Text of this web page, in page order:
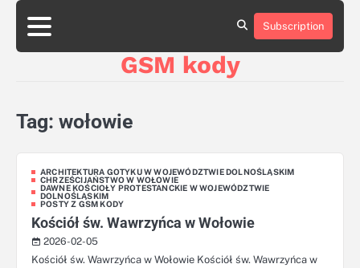
Skip
content
aluminumboatplans.com
dobra-
ujednoznaczniające
aluminumboatplans.com
dobra-
ujednoznaczniające
Kontakt
Kontakt
Subscription
GSM kody
Tag: wołowie
ARCHITEKTURA GOTYKU W WOJEWÓDZTWIE DOLNOŚLĄSKIM
CHRZEŚCIJAŃSTWO W WOŁOWIE
DAWNE KOŚCIOŁY PROTESTANCKIE W WOJEWÓDZTWIE
DOLNOŚLĄSKIM
POSTY Z GSM KODY
Kościół św. Wawrzyńca w Wołowie
2026-02-05
Kościół św. Wawrzyńca w Wołowie Kościół św. Wawrzyńca w